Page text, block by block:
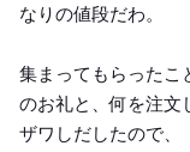
なりの値段だわ。
集まってもらったこ
のお礼と、何を注文
ザワしだしたので、